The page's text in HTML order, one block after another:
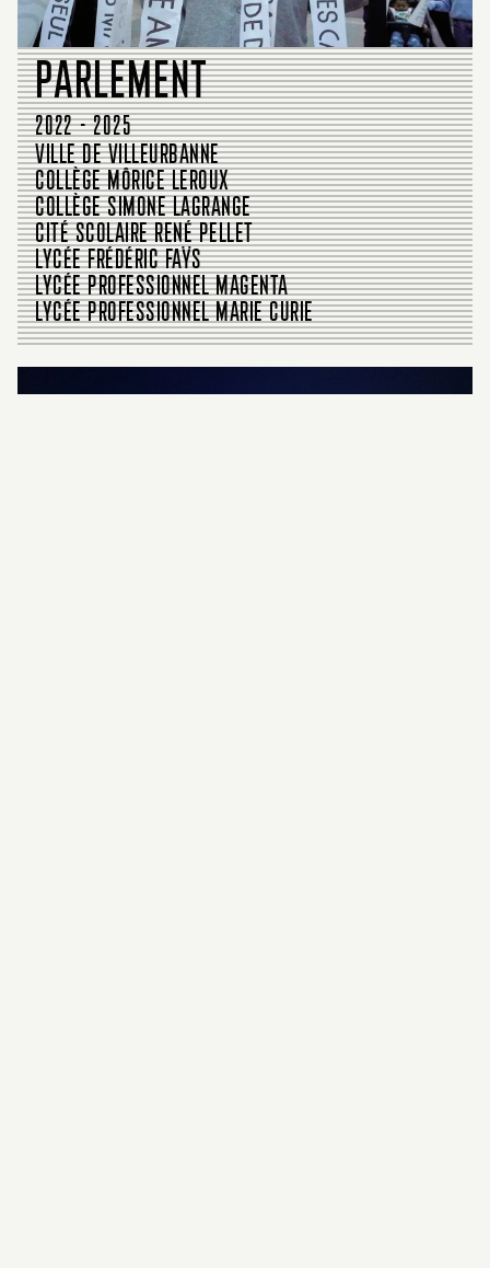
PARLEMENT
2022 - 2025
VILLE DE VILLEURBANNE
COLLÈGE MÔRICE LEROUX
COLLÈGE SIMONE LAGRANGE
CITÉ SCOLAIRE RENÉ PELLET
LYCÉE FRÉDÉRIC FAŸS
LYCÉE PROFESSIONNEL MAGENTA
LYCÉE PROFESSIONNEL MARIE CURIE